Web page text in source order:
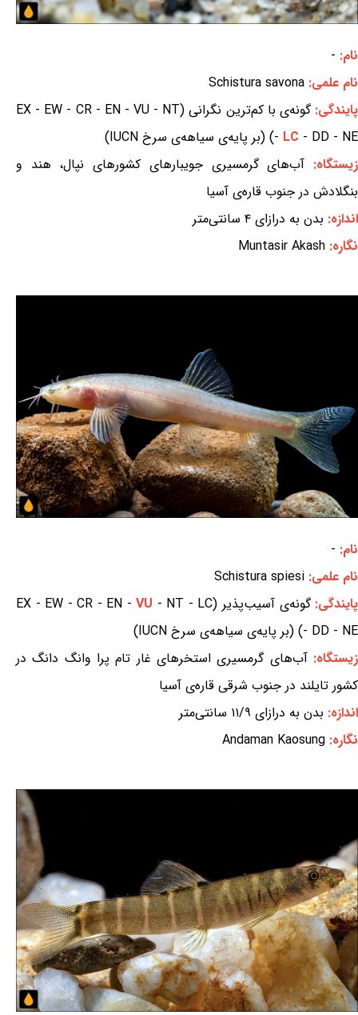
نام: -
نام علمی: Schistura savona
پایندگی:
گونه‌ی با کم‌ترین نگرانی (EX - EW - CR - EN - VU - NT
- LC - DD - NE) (بر پایه‌ی سیاهه‌ی سرخ IUCN)
زیستگاه: آب‌های گرمسیری جویبارهای کشورهای نپال، هند و
بنگلادش در جنوب قاره‌ی آسیا
اندازه: بدن به درازای ۴ سانتی‌متر
نگاره: Muntasir Akash
نام: -
نام علمی: Schistura spiesi
پایندگی:گونه‌ی آسیب‌پذیر (EX - EW - CR - EN - VU - NT - LC
- DD - NE) (بر پایه‌ی سیاهه‌ی سرخ IUCN)
زیستگاه:آب‌های گرمسیری استخرهای غار تام پرا وانگ دانگ در
کشور تایلند در جنوب شرقی قاره‌ی آسیا
اندازه: بدن به درازای ۱۱/۹ سانتی‌متر
نگاره: Andaman Kaosung